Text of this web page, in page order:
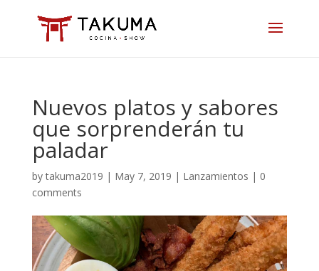
Nuevos platos y sabores
que sorprenderán tu
paladar
bytakuma2019 | May 7, 2019 | Lanzamientos | 0
comments